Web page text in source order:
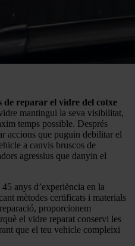
de reparar el vidre del cotxe
mantingui la seva visibilitat,
temps possible. Després
accions que puguin debilitar el
a canvis bruscos de
agressius que danyin el
anys d’experiència en la
mètodes certificats i materials
proporcionem
el vidre reparat conservi les
que el teu vehicle compleixi